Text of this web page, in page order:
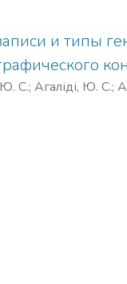
и типы
С.; Агаліді, Ю. С.;